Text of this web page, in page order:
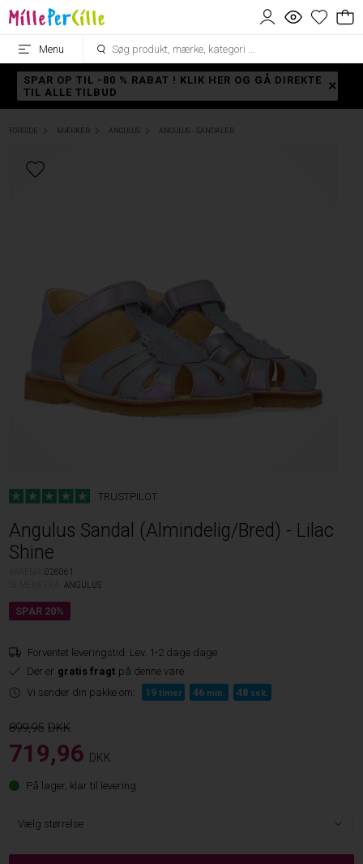
Menu
SPAR OP TIL -80 % RABAT ! KLIK HER OG GÅ DIREKTE
TIL ALLE TILBUD
FORSIDE MÆRKER ANGULUS ANGULUS - SANDALER
TRUSTPILOT
Angulus Sandal (Almindelig/Bred) - Lilac
Shine
VARENR.026061
ANGULUS
Forventet leveringstid: Lev. 1-2 dage dage
Der er gratis fragt på denne vare
Vi sender din pakke om:
19 timer 46 min. 48 sek.
899,95
719,96 DKK
På lager, klar til levering